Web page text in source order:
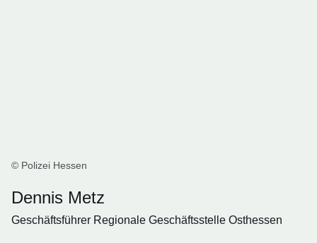
© Polizei Hessen
Dennis Metz
Geschäftsführer Regionale Geschäftsstelle Osthessen